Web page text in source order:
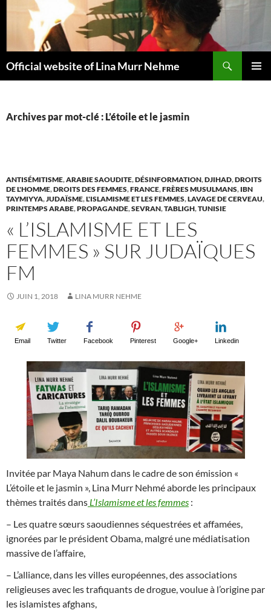
contenu
Official website of Lina Murr Nehme
Archives par mot-clé : L’étoile et le jasmin
ANTISÉMITISME,ARABIE SAOUDITE,DÉSINFORMATION,DJIHAD,DROITS
DE L'HOMME,DROITS DES FEMMES,FRANCE,FRÈRES MUSULMANS, IBN
TAYMIYYA,JUDAÏSME,L'ISLAMISME ET LES FEMMES,LAVAGE DE CERVEAU,
PRINTEMPS ARABE,PROPAGANDE,SEVRAN,TABLIGH,TUNISIE
« L’ISLAMISME ET LES
FEMMES » SUR JUDAÏQUES
FM
JUIN 1, 2018 LINA MURR NEHME
Email Twitter Facebook Pinterest Google+ Linkedin
Invitée par Maya Nahum dans le cadre de son émission «
L’étoile et le jasmin », Lina Murr Nehmé aborde les principaux
thèmes traités dans L’Islamisme et les femmes :
– Les quatre sœurs saoudiennes séquestrées et affamées,
ignorées par le président Obama, malgré une médiatisation
massive de l’affaire,
– L’alliance, dans les villes européennes, des associations
religieuses avec les trafiquants de drogue, voulue à l’origine par
les islamistes afghans,